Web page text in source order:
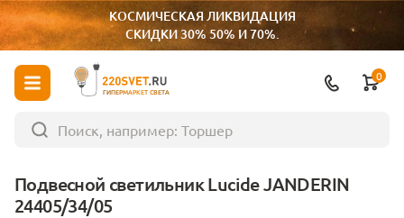
КОСМИЧЕСКАЯ ЛИКВИДАЦИЯ
СКИДКИ 30% 50% И 70%.
ГИПЕРМАРКЕТ СВЕТА
0
Подвесной светильник Lucide JANDERIN
24405/34/05